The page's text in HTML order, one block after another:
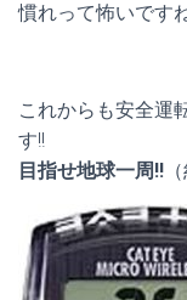
慣れって怖いです
これからも安全運
す!!
目指せ地球一周!!